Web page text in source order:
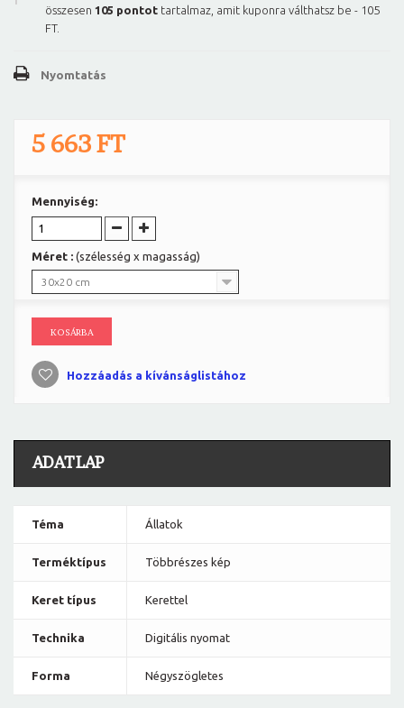
összesen 105 pontot tartalmaz, amit kuponra válthatsz be - 105
FT.
Nyomtatás
5 663 FT
Mennyiség:
Méret : (szélesség x magasság)
30x20 cm
KOSÁRBA
Hozzáadás a kívánságlistához
ADATLAP
Téma Állatok
Terméktípus Többrészes kép
Keret típus Kerettel
Technika Digitális nyomat
Forma Négyszögletes